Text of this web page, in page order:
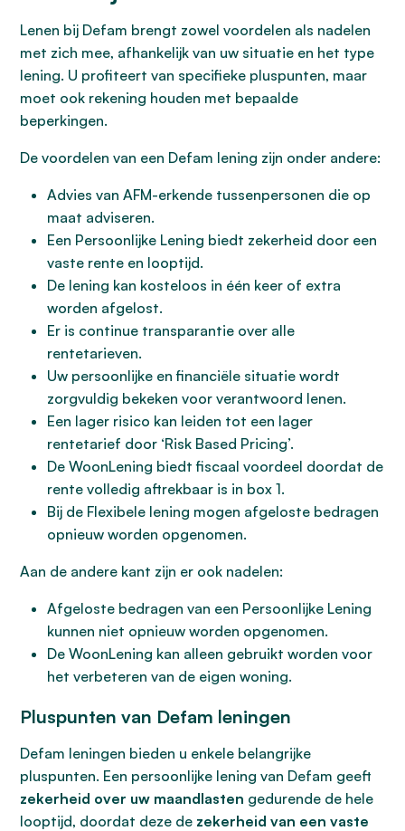
Lenen bij Defam brengt zowel voordelen als nadelen
met zich mee, afhankelijk van uw situatie en het type
lening. U profiteert van specifieke pluspunten, maar
moet ook rekening houden met bepaalde
beperkingen.
De voordelen van een Defam lening zijn onder andere:
Advies van AFM-erkende tussenpersonen die op
maat adviseren.
Een Persoonlijke Lening biedt zekerheid door een
vaste rente en looptijd.
De lening kan kosteloos in één keer of extra
worden afgelost.
Er is continue transparantie over alle
rentetarieven.
Uw persoonlijke en financiële situatie wordt
zorgvuldig bekeken voor verantwoord lenen.
Een lager risico kan leiden tot een lager
rentetarief door ‘Risk Based Pricing’.
De WoonLening biedt fiscaal voordeel doordat de
rente volledig aftrekbaar is in box 1.
Bij de Flexibele lening mogen afgeloste bedragen
opnieuw worden opgenomen.
Aan de andere kant zijn er ook nadelen:
Afgeloste bedragen van een Persoonlijke Lening
kunnen niet opnieuw worden opgenomen.
De WoonLening kan alleen gebruikt worden voor
het verbeteren van de eigen woning.
Pluspunten van Defam leningen
Defam leningen bieden u enkele belangrijke
pluspunten. Een persoonlijke lening van Defam geeft
zekerheid over uw maandlasten gedurende de hele
looptijd, doordat deze de zekerheid van een vaste